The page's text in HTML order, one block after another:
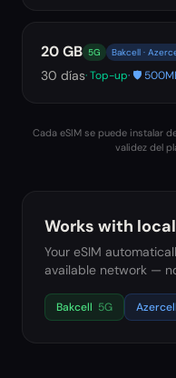
20 GB 5G Bakcell ·
30 días· Top-up· 🛡️
Cada eSIM se puede instalar
validez del
Works with
Your eSIM
available network —
Bakcell 5G Azercell